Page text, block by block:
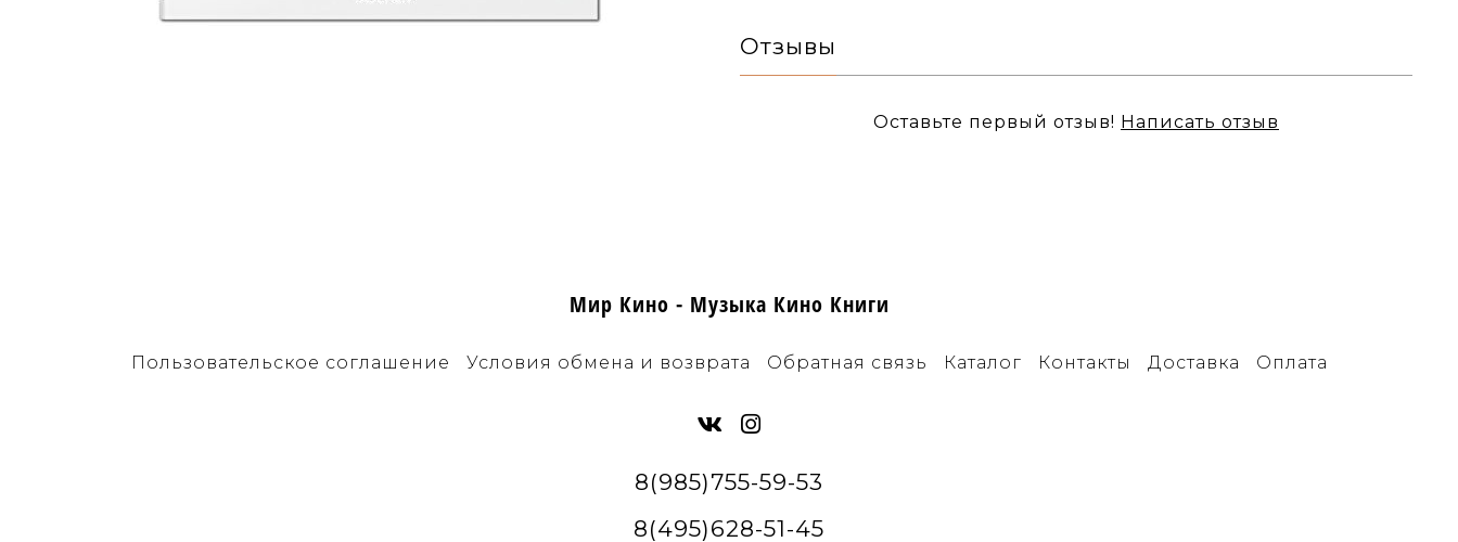
Отзывы
Оставьте первый отзыв! Написать отзыв
Мир Кино - Музыка Кино Книги
Пользовательское соглашение Условия обмена и возврата Обратная связь Каталог Контакты Доставка Оплата
8(985)755-59-53
8(495)628-51-45